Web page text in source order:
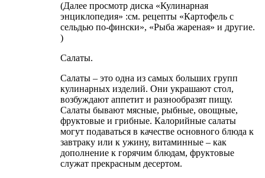
(Далее просмотр диска «Кулинарная
энциклопедия» :см. рецепты «Картофель с
сельдью по-фински», «Рыба жареная» и другие.
)
Салаты.
Салаты – это одна из самых больших групп
кулинарных изделий. Они украшают стол,
возбуждают аппетит и разнообразят пищу.
Салаты бывают мясные, рыбные, овощные,
фруктовые и грибные. Калорийные салаты
могут подаваться в качестве основного блюда к
завтраку или к ужину, витаминные – как
дополнение к горячим блюдам, фруктовые
служат прекрасным десертом.